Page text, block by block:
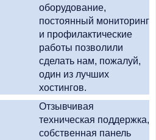
оборудование,
постоянный мониторинг
и профилактические
работы позволили
сделать нам, пожалуй,
один из лучших
хостингов.
Отзывчивая
техническая поддержка,
собственная панель